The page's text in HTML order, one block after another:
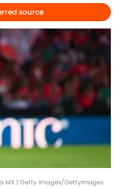
source
MX | Getty Images/GettyImages